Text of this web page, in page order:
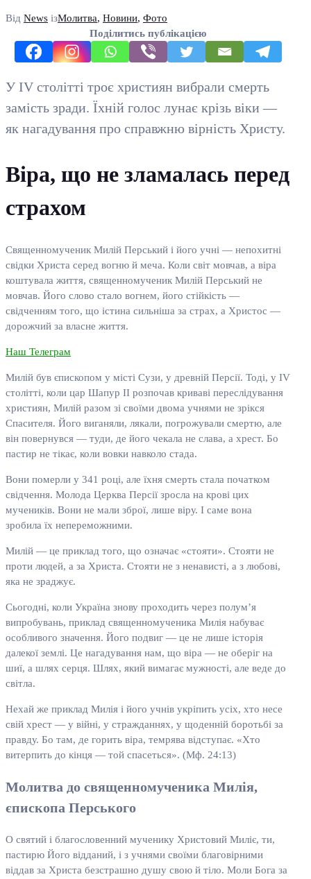
Від News ізМолитва, Новини, Фото
Поділитись публікацією
У IV столітті троє християн вибрали смерть
замість зради. Їхній голос лунає крізь віки —
як нагадування про справжню вірність Христу.
Віра, що не зламалась перед
страхом
Священномученик Милій Перський і його учні — непохитні
свідки Христа серед вогню й меча. Коли світ мовчав, а віра
коштувала життя, священномученик Милій Перський не
мовчав. Його слово стало вогнем, його стійкість —
свідченням того, що істина сильніша за страх, а Христос —
дорожчий за власне життя.
Наш Телеграм
Милій був єпископом у місті Сузи, у древній Персії. Тоді, у IV
столітті, коли цар Шапур II розпочав криваві переслідування
християн, Милій разом зі своїми двома учнями не зрікся
Спасителя. Його виганяли, лякали, погрожували смертю, але
він повернувся — туди, де його чекала не слава, а хрест. Бо
пастир не тікає, коли вовки навколо стада.
Вони померли у 341 році, але їхня смерть стала початком
свідчення. Молода Церква Персії зросла на крові цих
мучеників. Вони не мали зброї, лише віру. І саме вона
зробила їх непереможними.
Милій — це приклад того, що означає «стояти». Стояти не
проти людей, а за Христа. Стояти не з ненависті, а з любові,
яка не зраджує.
Сьогодні, коли Україна знову проходить через полум’я
випробувань, приклад священномученика Милія набуває
особливого значення. Його подвиг — це не лише історія
далекої землі. Це нагадування нам, що віра — не оберіг на
шиї, а шлях серця. Шлях, який вимагає мужності, але веде до
світла.
Нехай же приклад Милія і його учнів укріпить усіх, хто несе
свій хрест — у війні, у стражданнях, у щоденній боротьбі за
правду. Бо там, де горить віра, темрява відступає. «Хто
витерпить до кінця — той спасеться». (Мф. 24:13)
Молитва до священномученика Милія,
єпископа Перського
О святий і благословенний мученику Христовий Миліє, ти,
пастирю Його відданий, і з учнями своїми благовірними
віддав за Христа безстрашно душу свою й тіло. Моли Бога за